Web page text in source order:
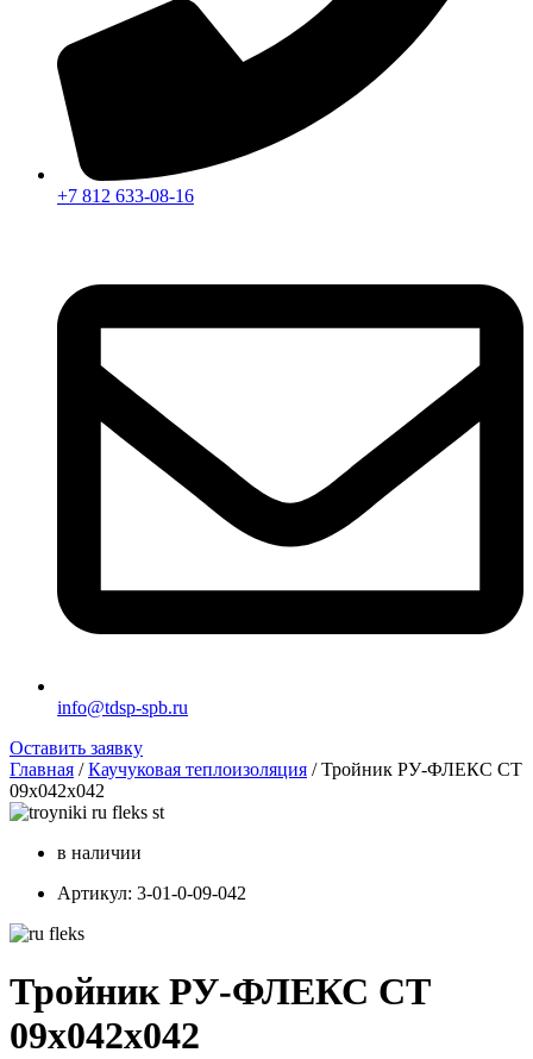
+7 812 633-08-16
info@tdsp-spb.ru
Оставить заявку
Главная /Каучуковая теплоизоляция / Тройник РУ-ФЛЕКС СТ
09x042x042
в наличии
Артикул: 3-01-0-09-042
Тройник РУ-ФЛЕКС СТ
09x042x042